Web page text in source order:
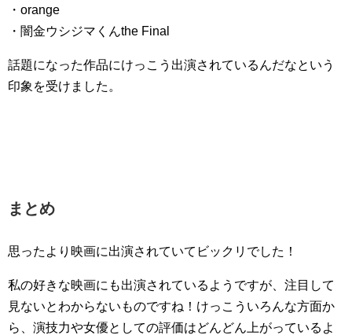
・orange
・闇金ウシジマくんthe Final
話題になった作品にけっこう出演されているんだなという
印象を受けました。
まとめ
思ったより映画に出演されていてビックリでした！
私の好きな映画にも出演されているようですが、注目して
見ないとわからないものですね！けっこういろんな方面か
ら、演技力や女優としての評価はどんどん上がっているよ